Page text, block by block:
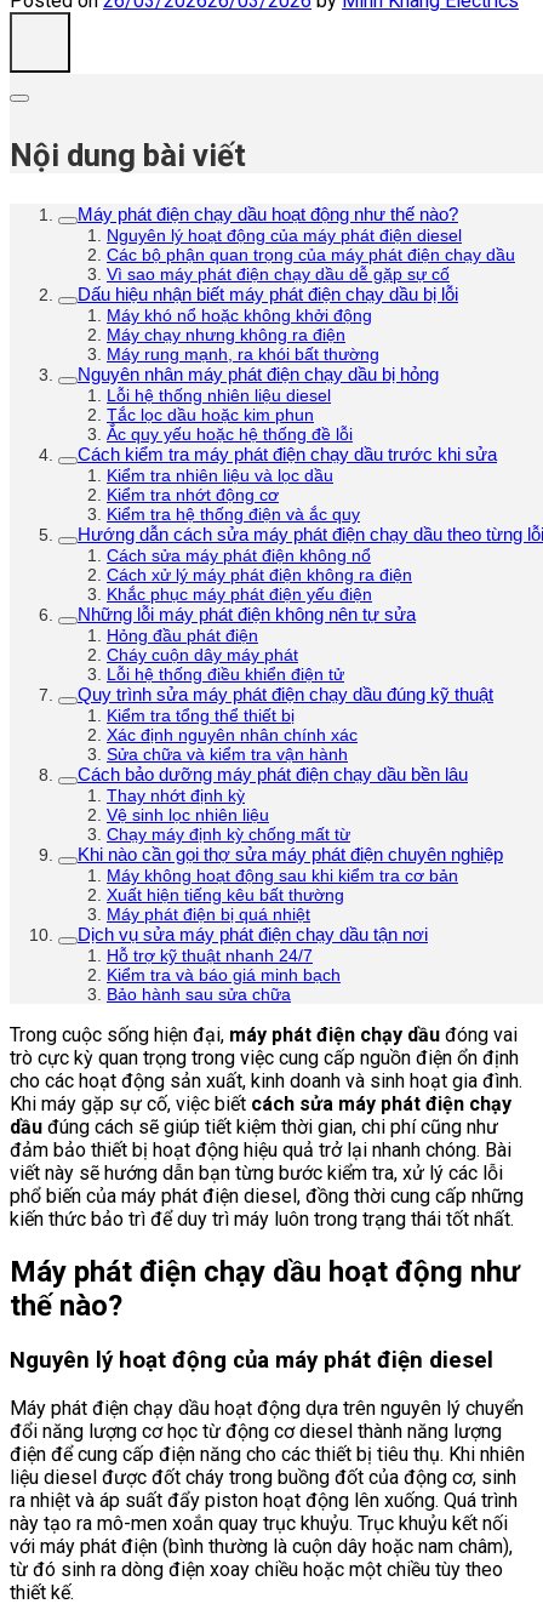
Nội dung bài viết
Máy phát điện chạy dầu hoạt động như thế nào?
Nguyên lý hoạt động của máy phát điện diesel
Các bộ phận quan trọng của máy phát điện chạy dầu
Vì sao máy phát điện chạy dầu dễ gặp sự cố
Dấu hiệu nhận biết máy phát điện chạy dầu bị lỗi
Máy khó nổ hoặc không khởi động
Máy chạy nhưng không ra điện
Máy rung mạnh, ra khói bất thường
Nguyên nhân máy phát điện chạy dầu bị hỏng
Lỗi hệ thống nhiên liệu diesel
Tắc lọc dầu hoặc kim phun
Ắc quy yếu hoặc hệ thống đề lỗi
Cách kiểm tra máy phát điện chạy dầu trước khi sửa
Kiểm tra nhiên liệu và lọc dầu
Kiểm tra nhớt động cơ
Kiểm tra hệ thống điện và ắc quy
Hướng dẫn cách sửa máy phát điện chạy dầu theo từng lỗi
Cách sửa máy phát điện không nổ
Cách xử lý máy phát điện không ra điện
Khắc phục máy phát điện yếu điện
Những lỗi máy phát điện không nên tự sửa
Hỏng đầu phát điện
Cháy cuộn dây máy phát
Lỗi hệ thống điều khiển điện tử
Quy trình sửa máy phát điện chạy dầu đúng kỹ thuật
Kiểm tra tổng thể thiết bị
Xác định nguyên nhân chính xác
Sửa chữa và kiểm tra vận hành
Cách bảo dưỡng máy phát điện chạy dầu bền lâu
Thay nhớt định kỳ
Vệ sinh lọc nhiên liệu
Chạy máy định kỳ chống mất từ
Khi nào cần gọi thợ sửa máy phát điện chuyên nghiệp
Máy không hoạt động sau khi kiểm tra cơ bản
Xuất hiện tiếng kêu bất thường
Máy phát điện bị quá nhiệt
Dịch vụ sửa máy phát điện chạy dầu tận nơi
Hỗ trợ kỹ thuật nhanh 24/7
Kiểm tra và báo giá minh bạch
Bảo hành sau sửa chữa
Trong cuộc sống hiện đại, máy phát điện chạy dầu đóng vai
trò cực kỳ quan trọng trong việc cung cấp nguồn điện ổn định
cho các hoạt động sản xuất, kinh doanh và sinh hoạt gia đình.
Khi máy gặp sự cố, việc biết cách sửa máy phát điện chạy
dầu đúng cách sẽ giúp tiết kiệm thời gian, chi phí cũng như
đảm bảo thiết bị hoạt động hiệu quả trở lại nhanh chóng. Bài
viết này sẽ hướng dẫn bạn từng bước kiểm tra, xử lý các lỗi
phổ biến của máy phát điện diesel, đồng thời cung cấp những
kiến thức bảo trì để duy trì máy luôn trong trạng thái tốt nhất.
Máy phát điện chạy dầu hoạt động như
thế nào?
Nguyên lý hoạt động của máy phát điện diesel
Máy phát điện chạy dầu hoạt động dựa trên nguyên lý chuyển
đổi năng lượng cơ học từ động cơ diesel thành năng lượng
điện để cung cấp điện năng cho các thiết bị tiêu thụ. Khi nhiên
liệu diesel được đốt cháy trong buồng đốt của động cơ, sinh
ra nhiệt và áp suất đẩy piston hoạt động lên xuống. Quá trình
này tạo ra mô-men xoắn quay trục khuỷu. Trục khuỷu kết nối
với máy phát điện (bình thường là cuộn dây hoặc nam châm),
từ đó sinh ra dòng điện xoay chiều hoặc một chiều tùy theo
thiết kế.